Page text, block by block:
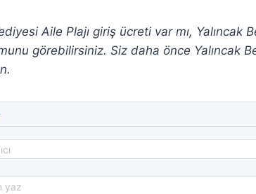
Aile Plajı giriş ücreti var mı, Yalıncak
görebilirsiniz. Siz daha önce Yalıncak